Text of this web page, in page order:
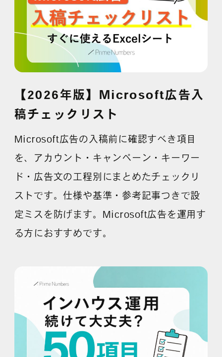
【2026年版】Microsoft広告入
稿チェックリスト
Microsoft広告の入稿前に確認すべき項目
を、アカウント・キャンペーン・キーワー
ド・広告文の工程別にまとめたチェックリ
ストです。仕様や基準・参考記事つきで設
定ミスを防げます。Microsoft広告を運用す
る方におすすめです。